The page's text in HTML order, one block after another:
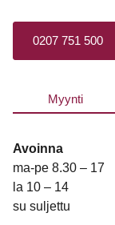
0207 751 500
Myynti
Avoinna
ma-pe 8.30 – 17
la 10 – 14
su suljettu